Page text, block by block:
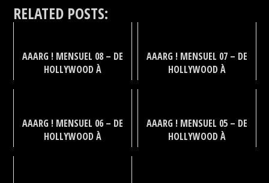
RELATED POSTS:
AAARG ! MENSUEL 08 – DE
HOLLYWOOD À
AAARG ! MENSUEL 07 – DE
HOLLYWOOD À
AAARG ! MENSUEL 06 – DE
HOLLYWOOD À
AAARG ! MENSUEL 05 – DE
HOLLYWOOD À